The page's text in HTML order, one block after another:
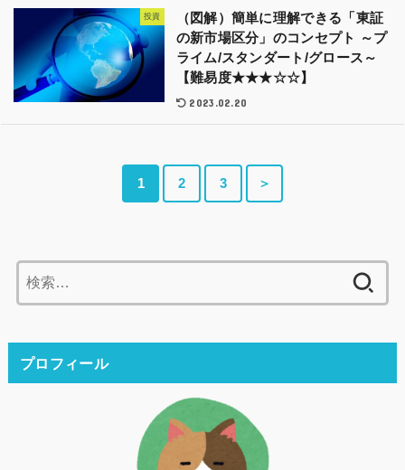
投資
（図解）簡単に理解できる「東証
の新市場区分」のコンセプト ～プ
ライム/スタンダート/グロース～
【難易度★★★☆☆】
2023.02.20
1 2 3 ＞
索:
プロフィール